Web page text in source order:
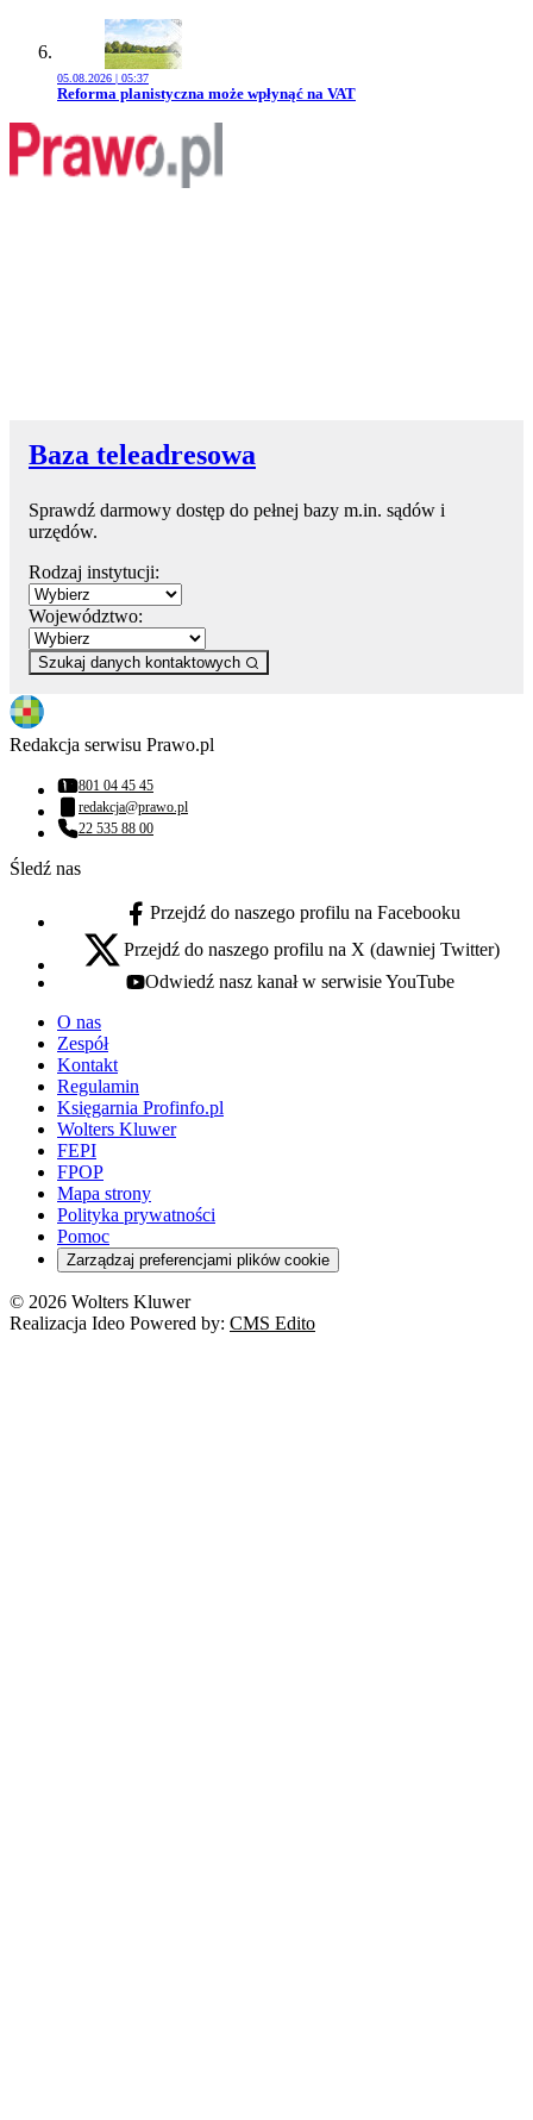
05.08.2026 | 05:37
Przejdź do artykułu:
Reforma planistyczna może wpłynąć na VAT
Baza teleadresowa
Sprawdź darmowy dostęp do pełnej bazy m.in. sądów i
urzędów.
Rodzaj instytucji:
Województwo:
Szukaj danych kontaktowych
Redakcja serwisu Prawo.pl
Numer telefonu:
801 04 45 45
Adres email:
redakcja@prawo.pl
Numer telefonu:
22 535 88 00
Śledź nas
facebook - otwiera się w nowej karcie
Przejdź do naszego profilu na Facebooku
x - otwiera się w nowej karcie
Przejdź do naszego profilu na X (dawniej Twitter)
youtube - otwiera się w nowej karcie
Odwiedź nasz kanał w serwisie YouTube
O nas
Zespół
Kontakt
Regulamin
Księgarnia Profinfo.pl
Wolters Kluwer
FEPI
FPOP
Mapa strony
Polityka prywatności
Pomoc
Zarządzaj preferencjami plików cookie
© 2026 Wolters Kluwer
Realizacja Ideo Powered by: CMS Edito